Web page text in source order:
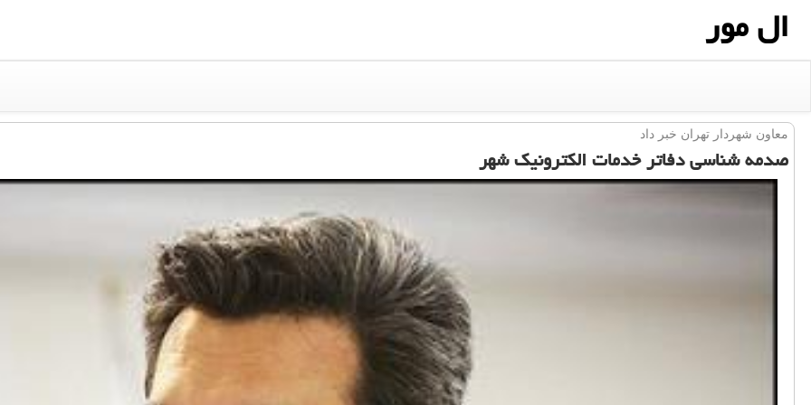
ال مور
معاون شهردار تهران خبر داد
صدمه شناسی دفاتر خدمات الكترونیك شهر